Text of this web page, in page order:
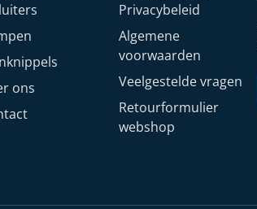
ons
Privacybeleid
Algemene
voorwaarden
Veelgestelde vragen
Retourformulier
webshop